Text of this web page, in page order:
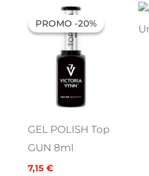
PROMO -20%
PROMO -20%
GEL POLISH Top
GUN 8ml
preço
original
7,15 €
preço
atual
7,15 €.